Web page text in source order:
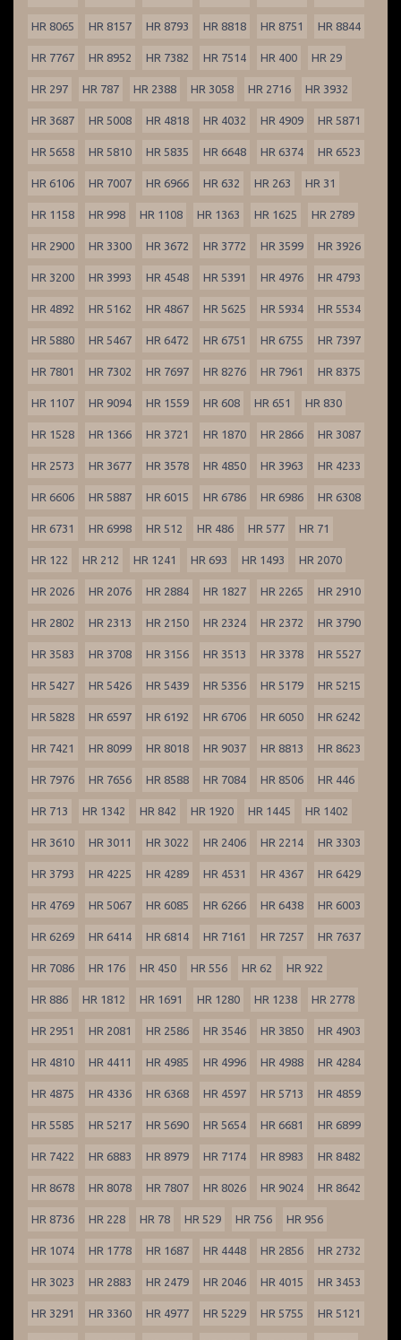
HR 8065 HR 8157 HR 8793 HR 8818 HR 8751 HR 8844
HR 7767 HR 8952 HR 7382 HR 7514 HR 400 HR 29
HR 297 HR 787 HR 2388 HR 3058 HR 2716 HR 3932
HR 3687 HR 5008 HR 4818 HR 4032 HR 4909 HR 5871
HR 5658 HR 5810 HR 5835 HR 6648 HR 6374 HR 6523
HR 6106 HR 7007 HR 6966 HR 632 HR 263 HR 31
HR 1158 HR 998 HR 1108 HR 1363 HR 1625 HR 2789
HR 2900 HR 3300 HR 3672 HR 3772 HR 3599 HR 3926
HR 3200 HR 3993 HR 4548 HR 5391 HR 4976 HR 4793
HR 4892 HR 5162 HR 4867 HR 5625 HR 5934 HR 5534
HR 5880 HR 5467 HR 6472 HR 6751 HR 6755 HR 7397
HR 7801 HR 7302 HR 7697 HR 8276 HR 7961 HR 8375
HR 1107 HR 9094 HR 1559 HR 608 HR 651 HR 830
HR 1528 HR 1366 HR 3721 HR 1870 HR 2866 HR 3087
HR 2573 HR 3677 HR 3578 HR 4850 HR 3963 HR 4233
HR 6606 HR 5887 HR 6015 HR 6786 HR 6986 HR 6308
HR 6731 HR 6998 HR 512 HR 486 HR 577 HR 71
HR 122 HR 212 HR 1241 HR 693 HR 1493 HR 2070
HR 2026 HR 2076 HR 2884 HR 1827 HR 2265 HR 2910
HR 2802 HR 2313 HR 2150 HR 2324 HR 2372 HR 3790
HR 3583 HR 3708 HR 3156 HR 3513 HR 3378 HR 5527
HR 5427 HR 5426 HR 5439 HR 5356 HR 5179 HR 5215
HR 5828 HR 6597 HR 6192 HR 6706 HR 6050 HR 6242
HR 7421 HR 8099 HR 8018 HR 9037 HR 8813 HR 8623
HR 7976 HR 7656 HR 8588 HR 7084 HR 8506 HR 446
HR 713 HR 1342 HR 842 HR 1920 HR 1445 HR 1402
HR 3610 HR 3011 HR 3022 HR 2406 HR 2214 HR 3303
HR 3793 HR 4225 HR 4289 HR 4531 HR 4367 HR 6429
HR 4769 HR 5067 HR 6085 HR 6266 HR 6438 HR 6003
HR 6269 HR 6414 HR 6814 HR 7161 HR 7257 HR 7637
HR 7086 HR 176 HR 450 HR 556 HR 62 HR 922
HR 886 HR 1812 HR 1691 HR 1280 HR 1238 HR 2778
HR 2951 HR 2081 HR 2586 HR 3546 HR 3850 HR 4903
HR 4810 HR 4411 HR 4985 HR 4996 HR 4988 HR 4284
HR 4875 HR 4336 HR 6368 HR 4597 HR 5713 HR 4859
HR 5585 HR 5217 HR 5690 HR 5654 HR 6681 HR 6899
HR 7422 HR 6883 HR 8979 HR 7174 HR 8983 HR 8482
HR 8678 HR 8078 HR 7807 HR 8026 HR 9024 HR 8642
HR 8736 HR 228 HR 78 HR 529 HR 756 HR 956
HR 1074 HR 1778 HR 1687 HR 4448 HR 2856 HR 2732
HR 3023 HR 2883 HR 2479 HR 2046 HR 4015 HR 3453
HR 3291 HR 3360 HR 4977 HR 5229 HR 5755 HR 5121